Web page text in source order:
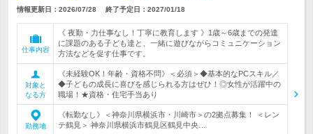
情報更新日：2026/07/28 終了予定日： 2027/01/18
仕事内容
《 夜勤・力仕事なし！丁寧に教育します 》1歳～6歳までの発達
に課題のある子ども達と、一緒に遊びながらコミュニケーション
方法などを促す仕事です。
対象と
なる方
《未経験OK！年齢・資格不問》＜必須＞◆基本的なPCスキル／
◆子どもの成長に喜びを感じられる方はぜひ！◎女性が活躍中の
職場！★資格・住宅手当あり
勤務地
《転勤なし》＜神奈川県横浜市・川崎市＞の2拠点募集！ ＜レン
テ鶴見＞ 神奈川県横浜市鶴見区鶴見中央…